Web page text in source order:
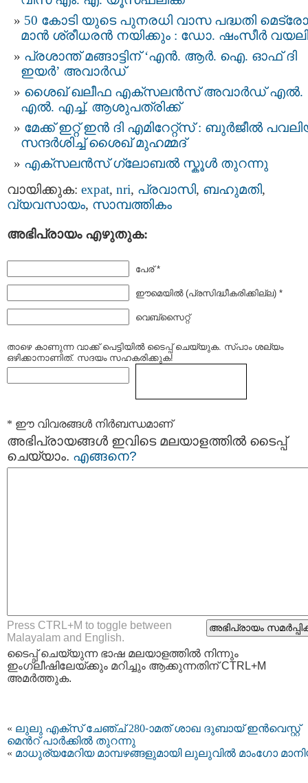
50 കോടി യുടെ പുനരധി വാസ പദ്ധതി മെട്രോ
മാൻ ശ്രീധരൻ നയിക്കും : ഡോ. ഷംസീർ
പ്രശാന്ത് മങ്ങാട്ടിന് ‘എൻ. ആർ. ഐ. ഓഫ് ദി
ഇയർ’ അവാർഡ്
ശൈഖ് ഖലീഫ എക്സലന്‍സ്‌ അവാര്‍ഡ്‌ എല്‍.
എല്‍. എച്ച്. ആശുപത്രിക്ക്
മേക്ക് ഇറ്റ് ഇൻ ദി എമിറേറ്റ്‌സ് : ബുർജീൽ
സന്ദർശിച്ച് ശൈഖ് മുഹമ്മദ്
എക്സലൻസ് ഗ്ലോബൽ സ്കൂൾ തുറന്നു
വായിക്കുക: expat, nri, പ്രവാസി, ബഹുമതി,
വ്യവസായം, സാമ്പത്തികം
അഭിപ്രായം എഴുതുക:
പേര് *
ഈമെയില്‍ (പ്രസിദ്ധീകരിക്കില്ല) *
വെബ്സൈറ്റ്
താഴെ കാണുന്ന വാക്ക് പെട്ടിയില്‍ ടൈപ്പ്‌ ചെയ്യുക. സ്പാം ശല്യം
ഒഴിക്കാനാണിത്. സദയം സഹകരിക്കുക!
* ഈ വിവരങ്ങള്‍ നിര്‍ബന്ധമാണ്
അഭിപ്രായങ്ങള്‍ ഇവിടെ മലയാളത്തില്‍ ടൈപ്പ്
ചെയ്യാം. എങ്ങനെ?
Press CTRL+M to toggle between
Malayalam and English.
ടൈപ്പ്‌ ചെയ്യുന്ന ഭാഷ മലയാളത്തില്‍ നിന്നും
ഇംഗ്ലീഷിലേയ്ക്കും മറിച്ചും ആക്കുന്നതിന് CTRL+M
അമര്‍ത്തുക.
« ലുലു എക്സ് ചേഞ്ച് 280-ാമത് ശാഖ ദുബായ് ഇന്‍വെസ്റ്റ്
മെന്‍റ് പാര്‍ക്കില്‍ തുറന്നു
« മാധുര്യമേറിയ മാമ്പഴങ്ങളുമായി ലുലുവിൽ മാംഗോ